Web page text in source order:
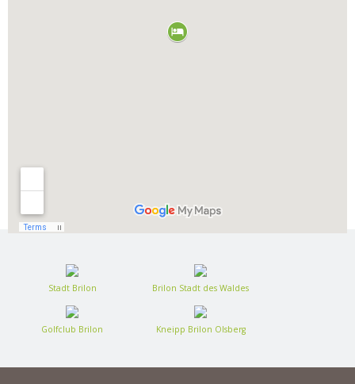
Stadt Brilon Brilon Stadt des Waldes
Golfclub Brilon Kneipp Brilon Olsberg